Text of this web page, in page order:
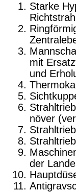
Starke
mit
und
növer
der